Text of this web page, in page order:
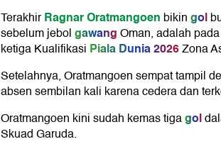
TerakhirRagnar Oratmangoen bikingol
sebelum jebolgawangOman, adalah
ketiga Kualifikasi Piala Dunia 2026Zona
Setelahnya, Oratmangoen sempat tampil
absen sembilan kali karena cedera dan
Oratmangoen kini sudah kemas tigagol
Skuad Garuda.